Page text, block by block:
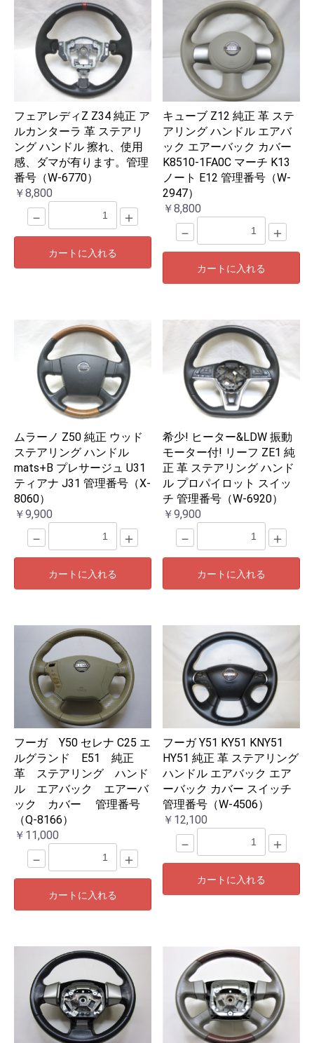
フェアレディZ Z34 純正 ア
ルカンターラ 革 ステアリ
ング ハンドル 擦れ、使用
感、ダマが有ります。管理
番号（W-6770）
￥8,800
－ ＋
カートに入れる
キューブ Z12 純正 革 ステ
アリング ハンドル エアバ
ック エアーバック カバー
K8510-1FA0C マーチ K13
ノート E12 管理番号（W-
2947）
￥8,800
－ ＋
カートに入れる
ムラーノ Z50 純正 ウッド
ステアリング ハンドル
mats+B プレサージュ U31
ティアナ J31 管理番号（X-
8060）
￥9,900
－ ＋
カートに入れる
希少! ヒーター&LDW 振動
モーター付! リーフ ZE1 純
正 革 ステアリング ハンド
ル プロパイロット スイッ
チ 管理番号（W-6920）
￥9,900
－ ＋
カートに入れる
フーガ Y50 セレナ C25 エ
ルグランド E51 純正
革 ステアリング ハンド
ル エアバック エアーバ
ック カバー 管理番号
（Q-8166）
￥11,000
－ ＋
カートに入れる
フーガ Y51 KY51 KNY51
HY51 純正 革 ステアリング
ハンドル エアバック エア
ーバック カバー スイッチ
管理番号（W-4506）
￥12,100
－ ＋
カートに入れる